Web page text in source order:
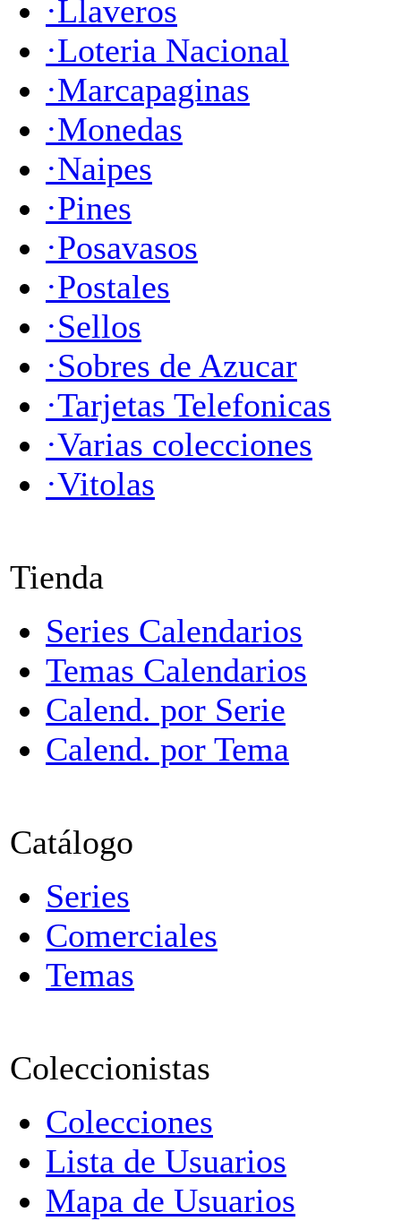
·Llaveros
·Loteria Nacional
·Marcapaginas
·Monedas
·Naipes
·Pines
·Posavasos
·Postales
·Sellos
·Sobres de Azucar
·Tarjetas Telefonicas
·Varias colecciones
·Vitolas
Tienda
Series Calendarios
Temas Calendarios
Calend. por Serie
Calend. por Tema
Catálogo
Series
Comerciales
Temas
Coleccionistas
Colecciones
Lista de Usuarios
Mapa de Usuarios